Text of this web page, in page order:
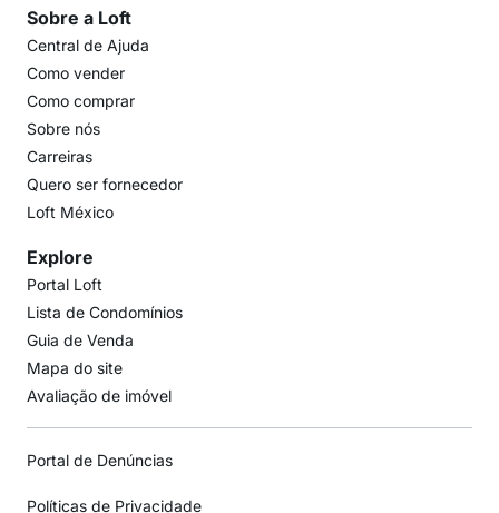
Sobre a Loft
Central de Ajuda
Como vender
Como comprar
Sobre nós
Carreiras
Quero ser fornecedor
Loft México
Explore
Portal Loft
Lista de Condomínios
Guia de Venda
Mapa do site
Avaliação de imóvel
Portal de Denúncias
Políticas de Privacidade